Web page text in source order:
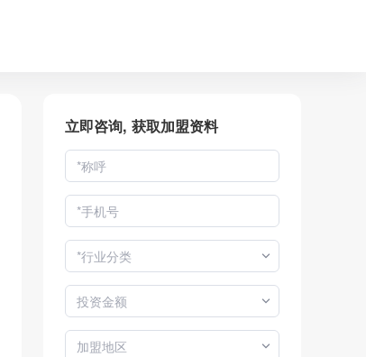
立即咨询, 获取加盟资料